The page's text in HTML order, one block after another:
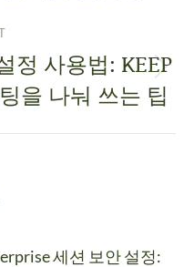
정 사용법: KEEP
을 나눠 쓰는 팁
세션 보안 설정: